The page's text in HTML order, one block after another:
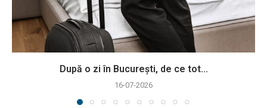
După o zi în București, de ce tot...
16-07-2026